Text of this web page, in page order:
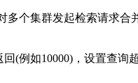
多个集群发起检索请求
(例如10000)，设置查